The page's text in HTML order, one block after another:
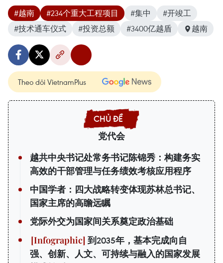
#越南 #234个重大工程项目 #集中
#开竣工
#技术通车仪式
#投资总额 #3400亿越盾 越南
Theo dõi VietnamPlus
党代会
越共中央书记处常务书记陈锦秀：构建务实
高效的干部管理与任务绩效考核应用程序
中国学者：四大战略转变体现苏林总书记、
国家主席的高瞻远瞩
党际外交为国家间关系奠定政治基础
到2035年，基本完成向自
强、创新、人文、可持续与融入的国家发展